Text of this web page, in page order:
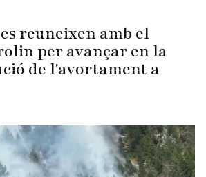
reuneixen amb el
per avançar en la
de l'avortament a